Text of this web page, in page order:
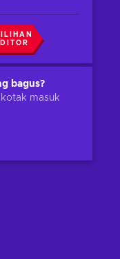
bagus?
masuk